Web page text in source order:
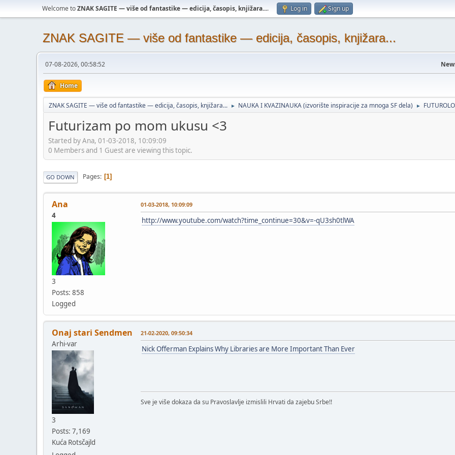
Welcome toZNAK SAGITE — više od fantastike — edicija, časopis, knjižara.... Log in Sign up
ZNAK SAGITE — više od fantastike — edicija, časopis, knjižara...
07-08-2026, 00:58:52
Home
ZNAK SAGITE — više od fantastike — edicija, časopis, knjižara... ► NAUKA I KVAZINAUKA (izvorište inspiracije za mnoga SF dela) ►
Futurizam po mom ukusu <3
Started by Ana, 01-03-2018, 10:09:09
0 Members and 1 Guest are viewing this topic.
GO DOWN Pages 1
Ana
4
3
Posts: 858
Logged
01-03-2018, 10:09:09
http://www.youtube.com/watch?time_continue=30&v=-qU3sh0tlWA
Onaj stari Sendmen
Arhi-var
3
Posts: 7,169
Kuća Rotsčajld
21-02-2020, 09:50:34
Nick Offerman Explains Why Libraries are More Important Than Ever
Sve je više dokaza da su Pravoslavlje izmislili Hrvati da zajebu Srbe!!